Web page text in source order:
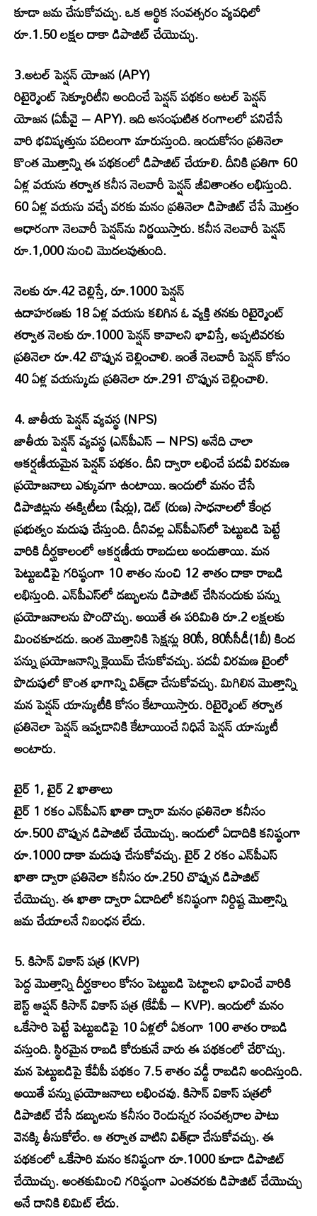
కూడా జమ చేసుకోవచ్చు. ఒక ఆర్థిక సంవత్సరం వ్యవధిలో
రూ.1.50 లక్షల దాకా డిపాజిట్ చేయొచ్చు.
3.అటల్ పెన్షన్ యోజన (APY)
రిటైర్మెంట్ సెక్యూరిటీని అందించే పెన్షన్ పథకం అటల్ పెన్షన్
యోజన (ఏపీవై – APY). ఇది అసంఘటిత రంగాలలో పనిచేసే
వారి భవిష్యత్తును పదిలంగా మారుస్తుంది. ఇందుకోసం ప్రతినెలా
కొంత మొత్తాన్ని ఈ పథకంలో డిపాజిట్ చేయాలి. దీనికి ప్రతిగా 60
ఏళ్ల వయసు తర్వాత కనీస నెలవారీ పెన్షన్ జీవితాంతం లభిస్తుంది.
60 ఏళ్ల వయసు వచ్చే వరకు మనం ప్రతినెలా డిపాజిట్ చేసే మొత్తం
ఆధారంగా నెలవారీ పెన్షన్‌‌ను నిర్ణయిస్తారు. కనీస నెలవారీ పెన్షన్
రూ.1,000 నుంచి మొదలవుతుంది.
నెలకు రూ.42 చెల్లిస్తే, రూ.1000 పెన్షన్
ఉదాహరణకు 18 ఏళ్ల వయసు కలిగిన ఓ వ్యక్తి తనకు రిటైర్మెంట్
తర్వాత నెలకు రూ.1000 పెన్షన్ కావాలని భావిస్తే, అప్పటివరకు
ప్రతినెలా రూ.42 చొప్పున చెల్లించాలి. ఇంతే నెలవారీ పెన్షన్ కోసం
40 ఏళ్ల వయస్కుడు ప్రతినెలా రూ.291 చొప్పున చెల్లించాలి.
4. జాతీయ పెన్షన్ వ్యవస్థ (NPS)
జాతీయ పెన్షన్ వ్యవస్థ (ఎన్‌పీఎస్ – NPS) అనేది చాలా
ఆకర్షణీయమైన పెన్షన్ పథకం. దీని ద్వారా లభించే పదవీ విరమణ
ప్రయోజనాలు ఎక్కువగా ఉంటాయి. ఇందులో మనం చేసే
డిపాజిట్లను ఈక్విటీలు (షేర్లు), డెట్ (రుణ) సాధనాలలో కేంద్ర
ప్రభుత్వం మదుపు చేస్తుంది. దీనివల్ల ఎన్‌పీఎస్‌లో పెట్టుబడి పెట్టే
వారికి దీర్ఘకాలంలో ఆకర్షణీయ రాబడులు అందుతాయి. మన
పెట్టుబడిపై గరిష్ఠంగా 10 శాతం నుంచి 12 శాతం దాకా రాబడి
లభిస్తుంది. ఎన్‌పీఎస్‌లో డబ్బులను డిపాజిట్ చేసినందుకు పన్ను
ప్రయోజనాలను పొందొచ్చు. అయితే ఈ పరిమితి రూ.2 లక్షలకు
మించకూడదు. ఇంత మొత్తానికి సెక్షన్లు 80సీ, 80సీసీడీ(1బీ) కింద
పన్ను ప్రయోజనాన్ని క్లెయిమ్ చేసుకోవచ్చు. పదవీ విరమణ టైంలో
పొదుపులో కొంత భాగాన్ని విత్‌డ్రా చేసుకోవచ్చు. మిగిలిన మొత్తాన్ని
మన పెన్షన్ యాన్యుటీకి కోసం కేటాయిస్తారు. రిటైర్మెంట్ తర్వాత
ప్రతినెలా పెన్షన్ ఇవ్వడానికి కేటాయించే నిధినే పెన్షన్ యాన్యుటీ
అంటారు.
టైర్ 1, టైర్ 2 ఖాతాలు
టైర్ 1 రకం ఎన్‌పీఎస్ ఖాతా ద్వారా మనం ప్రతినెలా కనీసం
రూ.500 చొప్పున డిపాజిట్ చేయొచ్చు. ఇందులో ఏడాదికి కనిష్ఠంగా
రూ.1000 దాకా మదుపు చేసుకోవచ్చు. టైర్ 2 రకం ఎన్‌పీఎస్
ఖాతా ద్వారా ప్రతినెలా కనీసం రూ.250 చొప్పున డిపాజిట్
చేయొచ్చు. ఈ ఖాతా ద్వారా ఏడాదిలో కనిష్ఠంగా నిర్దిష్ట మొత్తాన్ని
జమ చేయాలనే నిబంధన లేదు.
5. కిసాన్ వికాస్ పత్ర (KVP)
పెద్ద మొత్తాన్ని దీర్ఘకాలం కోసం పెట్టుబడి పెట్టాలని భావించే వారికి
బెస్ట్ ఆప్షన్ కిసాన్ వికాస్ పత్ర (కేవీపీ – KVP). ఇందులో మనం
ఒకేసారి పెట్టే పెట్టుబడిపై 10 ఏళ్లలో ఏకంగా 100 శాతం రాబడి
వస్తుంది. స్థిరమైన రాబడి కోరుకునే వారు ఈ పథకంలో చేరొచ్చు.
మన పెట్టుబడిపై కేవీపీ పథకం 7.5 శాతం వడ్డీ రాబడిని అందిస్తుంది.
అయితే పన్ను ప్రయోజనాలు లభించవు. కిసాన్ వికాస్ పత్రలో
డిపాజిట్ చేసే డబ్బులను కనీసం రెండున్నర సంవత్సరాల పాటు
వెనక్కి తీసుకోలేం. ఆ తర్వాత వాటిని విత్‌డ్రా చేసుకోవచ్చు. ఈ
పథకంలో ఒకేసారి మనం కనిష్ఠంగా రూ.1000 కూడా డిపాజిట్
చేయొచ్చు. అంతకుమించి గరిష్ఠంగా ఎంతవరకు డిపాజిట్ చేయొచ్చు
అనే దానికి లిమిట్ లేదు.